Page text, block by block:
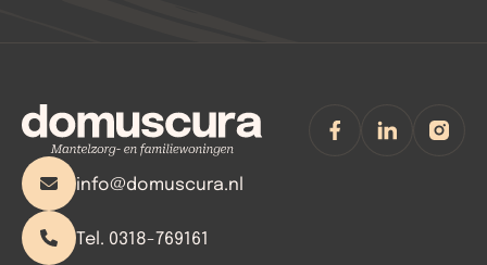
info@domuscura.nl
Tel. 0318-769161